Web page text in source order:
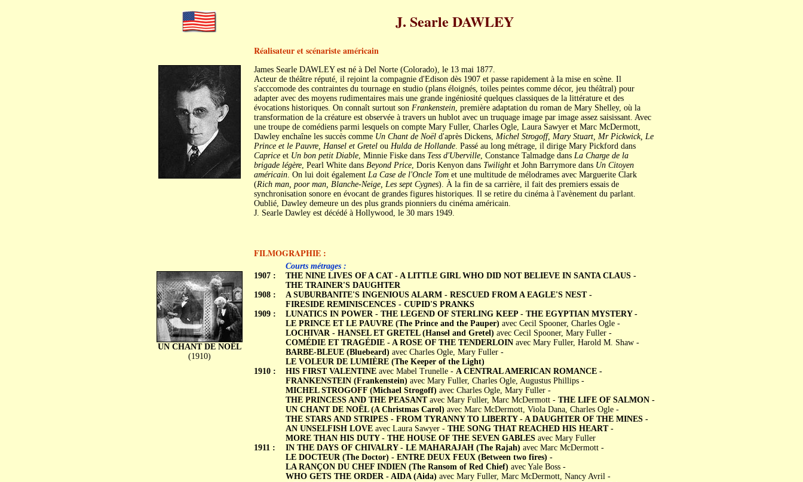
J. Searle DAWLEY
Réalisateur et scénariste américain
James Searle DAWLEY est né à Del Norte (Colorado), le 13 mai 1877.
Acteur de théâtre réputé, il rejoint la compagnie d'Edison dès 1907 et passe rapidement à la mise en scène. Il
s'acccomode des contraintes du tournage en studio (plans éloignés, toiles peintes comme décor, jeu théâtral) pour
adapter avec des moyens rudimentaires mais une grande ingéniosité quelques classiques de la littérature et des
évocations historiques. On connaît surtout son Frankenstein, première adaptation du roman de Mary Shelley, où la
transformation de la créature est observée à travers un hublot avec un truquage image par image assez saisissant. Avec
une troupe de comédiens parmi lesquels on compte Mary Fuller, Charles Ogle, Laura Sawyer et Marc McDermott,
Dawley enchaîne les succès comme Un Chant de Noëld'après Dickens, Michel Strogoff, Mary Stuart, Mr Pickwick, Le
Prince et le Pauvre, Hansel et Gretelou Hulda de Hollande. Passé au long métrage, il dirige Mary Pickford dans
Capriceet Un bon petit Diable, Minnie Fiske dans Tess d'Uberville, Constance Talmadge dans La Charge de la
brigade légère, Pearl White dans Beyond Price, Doris Kenyon dans Twilightet John Barrymore dans Un Citoyen
américain. On lui doit également La Case de l'Oncle Tomet une multitude de mélodrames avec Marguerite Clark
(Rich man, poor man, Blanche-Neige, Les sept Cygnes). À la fin de sa carrière, il fait des premiers essais de
synchronisation sonore en évocant de grandes figures historiques. Il se retire du cinéma à l'avènement du parlant.
Oublié, Dawley demeure un des plus grands pionniers du cinéma américain.
J. Searle Dawley est décédé à Hollywood, le 30 mars 1949.
FILMOGRAPHIE :
UN CHANT DE NOËL
(1910)
1907 :
1908 :
1909 :
1910 :
1911 :
Courts métrages :
THE NINE LIVES OF A CAT - A LITTLE GIRL WHO DID NOT BELIEVE IN SANTA CLAUS -
THE TRAINER'S DAUGHTER
A SUBURBANITE'S INGENIOUS ALARM - RESCUED FROM A EAGLE'S NEST -
FIRESIDE REMINISCENCES - CUPID'S PRANKS
LUNATICS IN POWER - THE LEGEND OF STERLING KEEP - THE EGYPTIAN MYSTERY -
LE PRINCE ET LE PAUVRE (The Prince and the Pauper) avec Cecil Spooner, Charles Ogle -
LOCHIVAR - HANSEL ET GRETEL (Hansel and Gretel) avec Cecil Spooner, Mary Fuller -
COMÉDIE ET TRAGÉDIE - A ROSE OF THE TENDERLOINavec Mary Fuller, Harold M. Shaw -
BARBE-BLEUE (Bluebeard) avec Charles Ogle, Mary Fuller -
LE VOLEUR DE LUMIÈRE (The Keeper of the Light)
HIS FIRST VALENTINEavec Mabel Trunelle - A CENTRAL AMERICAN ROMANCE -
FRANKENSTEIN (Frankenstein) avec Mary Fuller, Charles Ogle, Augustus Phillips -
MICHEL STROGOFF (Michael Strogoff) avec Charles Ogle, Mary Fuller -
THE PRINCESS AND THE PEASANTavec Mary Fuller, Marc McDermott - THE LIFE OF SALMON -
UN CHANT DE NOËL (A Christmas Carol) avec Marc McDermott, Viola Dana, Charles Ogle -
THE STARS AND STRIPES - FROM TYRANNY TO LIBERTY - A DAUGHTER OF THE MINES -
AN UNSELFISH LOVEavec Laura Sawyer - THE SONG THAT REACHED HIS HEART -
MORE THAN HIS DUTY - THE HOUSE OF THE SEVEN GABLESavec Mary Fuller
IN THE DAYS OF CHIVALRY - LE MAHARAJAH (The Rajah) avec Marc McDermott -
LE DOCTEUR (The Doctor) - ENTRE DEUX FEUX (Between two fires) -
LA RANÇON DU CHEF INDIEN (The Ransom of Red Chief) avec Yale Boss -
WHO GETS THE ORDER - AIDA (Aida) avec Mary Fuller, Marc McDermott, Nancy Avril -